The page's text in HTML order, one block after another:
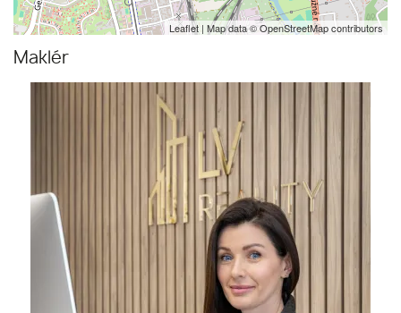
Leaflet| Map data ©OpenStreetMapcontributors
Maklér